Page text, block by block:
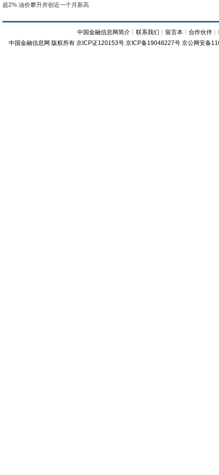
超2% 油价攀升并创近一个月新高
中国金融信息网简介 ┊联系我们 ┊ 留言本 ┊合作伙伴 ┊
中国金融信息网 版权所有 京ICP证120153号 京ICP备19048227号 京公网安备